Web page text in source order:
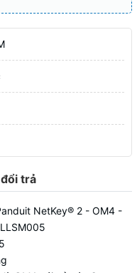
trả
NetKey® 2 - OM4 -